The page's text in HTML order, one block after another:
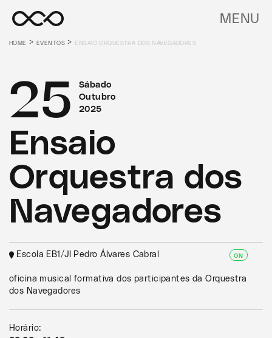
MENU
HOME >EVENTOS > ENSAIO ORQUESTRA DOS NAVEGADORES
Sábado
Outubro
2025
25
Ensaio
Orquestra dos
Navegadores
Escola EB1/JI Pedro Álvares Cabral ON
oficina musical formativa dos participantes da Orquestra
dos Navegadores
Horário: